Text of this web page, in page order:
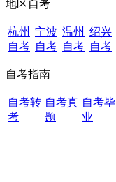
地区自考
杭州
自考
宁波
自考
温州
自考
绍兴
自考
自考指南
自考转
考
自考真
题
自考毕
业